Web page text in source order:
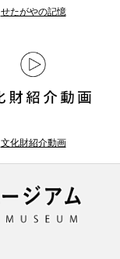
せたがやの記憶
文化財紹介動画